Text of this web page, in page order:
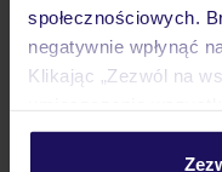
społecznościowych.
negatywnie wpłynąć
Klikając „Zezwól na
personalizować swój
Wyżywienie
Atrakcje